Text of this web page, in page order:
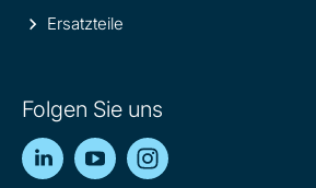
Ersatzteile
Folgen Sie uns
LinkedInYouTube